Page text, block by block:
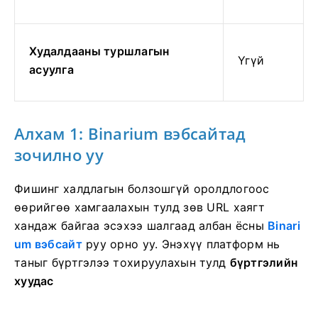
Худалдааны туршлагын
асуулга
Үгүй
Алхам 1: Binarium вэбсайтад
зочилно уу
Фишинг халдлагын болзошгүй оролдлогоос
өөрийгөө хамгаалахын тулд зөв URL хаягт
хандаж байгаа эсэхээ шалгаадалбан ёсны Binari
um вэбсайтруу орно уу. Энэхүү платформ нь
таныг бүртгэлээ тохируулахын тулд бүртгэлийн
хуудас